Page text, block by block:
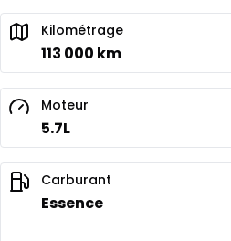
Kilométrage
113 000 km
Moteur
5.7L
Carburant
Essence